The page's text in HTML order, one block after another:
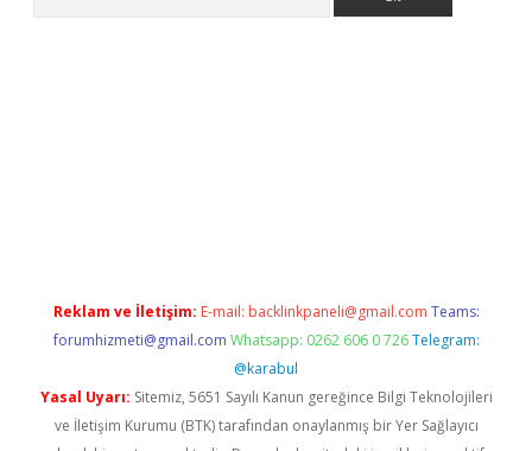
Reklam ve İletişim: E-mail: backlinkpaneli@gmail.com Teams:
forumhizmeti@gmail.com Whatsapp: 0262 606 0 726 Telegram:
@karabul
Yasal Uyarı: Sitemiz, 5651 Sayılı Kanun gereğince Bilgi Teknolojileri
ve İletişim Kurumu (BTK) tarafından onaylanmış bir Yer Sağlayıcı